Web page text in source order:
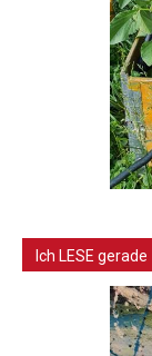
Ich LESE gerade